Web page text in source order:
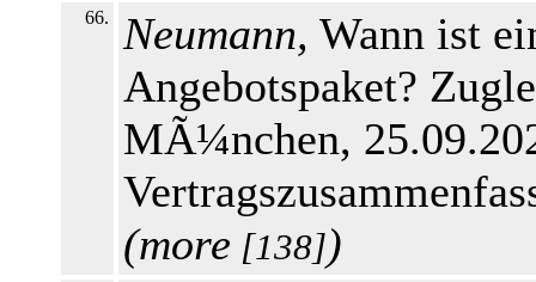
66. Neumann, Wann ist
Angebotspaket?
MÃ¼nchen,
(more [138])